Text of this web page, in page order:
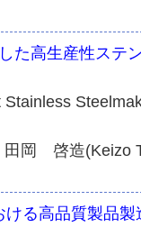
た高生産性ステ
岡 啓造
ける高品質製品